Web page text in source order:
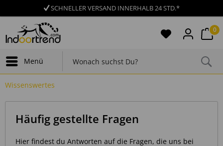
SCHNELLER VERSAND INNERHALB 24 STD.*
Menü
0
Wissenswertes
Häufig gestellte Fragen
Hier findest du Antworten auf die Fragen, die uns bei